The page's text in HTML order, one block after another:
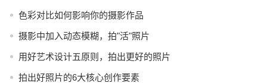
色彩对比如何影响你的摄影作品
摄影中加入动态模糊，拍"活"照片
用好艺术设计五原则，拍出更好的照片
拍出好照片的6大核心创作要素